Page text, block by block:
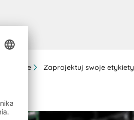
cyfrowe Zaprojektuj swoje etykiety